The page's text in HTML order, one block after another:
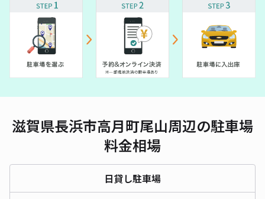
滋賀県長浜市高月町尾山周辺の駐車場
料金相場
日貸し駐車場